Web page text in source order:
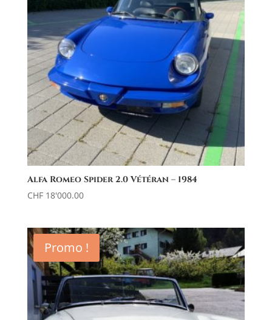
Alfa Romeo Spider 2.0 Vétéran – 1984
CHF18'000.00
Promo !